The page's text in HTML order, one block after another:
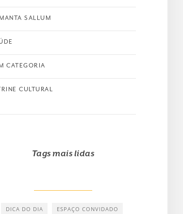
SALLUM
CATEGORIA
CULTURAL
Tags mais lidas
DICA DO DIA ESPAÇO CONVIDADO